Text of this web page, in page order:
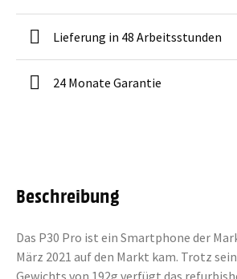
Lieferung in 48 Arbeitsstunden
24 Monate Garantie
Beschreibung
Das P30 Pro ist ein Smartphone der
März 2021 auf den Markt kam. Trotz
Gewichts von 192g verfügt das